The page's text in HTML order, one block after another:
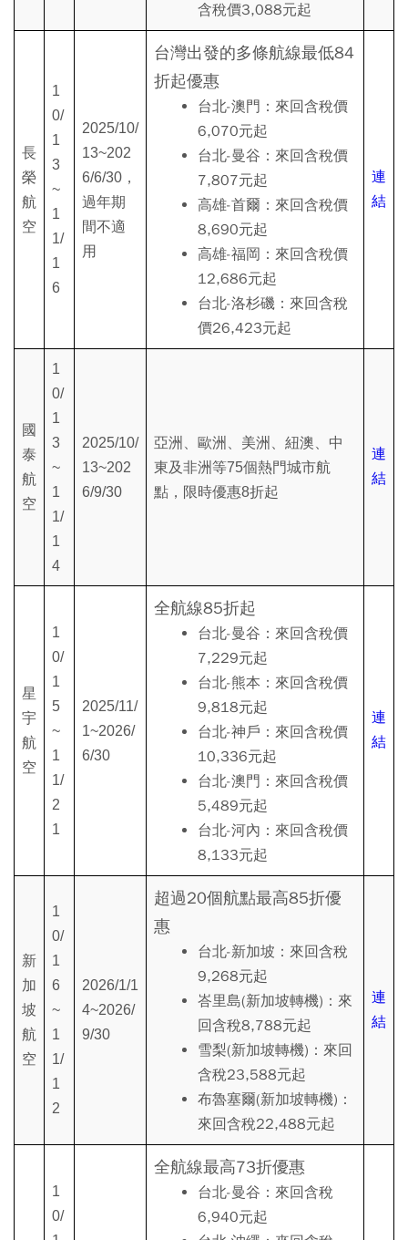
含稅價3,088元起
長
榮
航
空
1
0/
1
3
~
1
1/
1
6
2025/10/
13~202
6/6/30，
過年期
間不適
用
台灣出發的多條航線最低84
折起優惠
台北-澳門：來回含稅價
6,070元起
台北-曼谷：來回含稅價
7,807元起
高雄-首爾：來回含稅價
8,690元起
高雄-福岡：來回含稅價
12,686元起
台北-洛杉磯：來回含稅
價26,423元起
連
結
國
泰
航
空
1
0/
1
3
~
1
1/
1
4
2025/10/
13~202
6/9/30
亞洲、歐洲、美洲、紐澳、中
東及非洲等75個熱門城市航
點，限時優惠8折起
連
結
星
宇
航
空
1
0/
1
5
~
1
1/
2
1
2025/11/
1~2026/
6/30
全航線85折起
台北-曼谷：來回含稅價
7,229元起
台北-熊本：來回含稅價
9,818元起
台北-神戶：來回含稅價
10,336元起
台北-澳門：來回含稅價
5,489元起
台北-河內：來回含稅價
8,133元起
連
結
新
加
坡
航
空
1
0/
1
6
~
1
1/
1
2
2026/1/1
4~2026/
9/30
超過20個航點最高85折優
惠
台北-新加坡：來回含稅
9,268元起
峇里島(新加坡轉機)：來
回含稅8,788元起
雪梨(新加坡轉機)：來回
含稅23,588元起
布魯塞爾(新加坡轉機)：
來回含稅22,488元起
連
結
1
0/
全航線最高73折優惠
台北-曼谷：來回含稅
6,940元起